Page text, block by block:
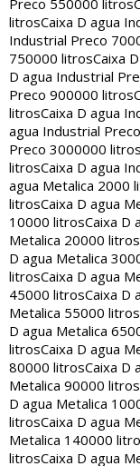
Preco 550000 litros
litrosCaixa D agua
Industrial Preco
750000 litrosCaixa
D agua Industrial
Preco 900000 litros
litrosCaixa D agua
agua Industrial
Preco 3000000 litros
litrosCaixa D agua
agua Metalica 2000
litrosCaixa D agua
10000 litrosCaixa D
Metalica 20000 litros
D agua Metalica
litrosCaixa D agua
45000 litrosCaixa D
Metalica 55000 litros
D agua Metalica
litrosCaixa D agua
80000 litrosCaixa D
Metalica 90000 litros
D agua Metalica
litrosCaixa D agua
Metalica 140000
litrosCaixa D agua